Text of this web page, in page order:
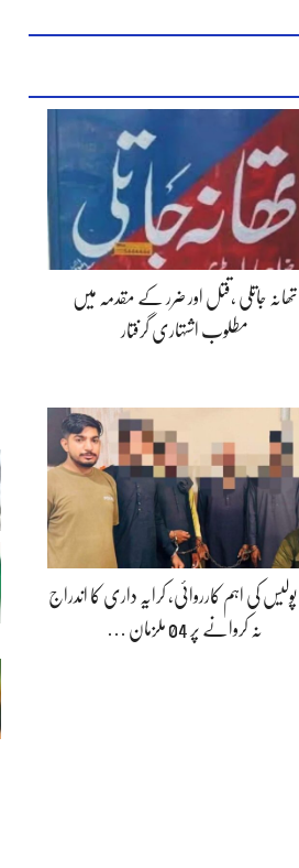
تھانہ جاتلی ،قتل اور ضرر کے مقدمہ میں
مطلوب اشتہاری گرفتار
پولیس کی اہم کارروائی، کرایہ داری کا اندراج
نہ کروانے پر 04 ملزمان …